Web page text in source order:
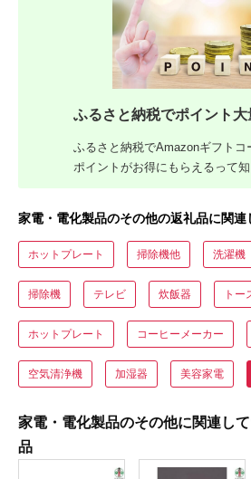
ふるさと納税でポイント大
ふるさと納税でAmazonギフトコ
ポイントがお得にもらえるって
家電・電化製品のその他の返礼品に関連
ホットプレート 掃除機他 洗濯機
掃除機 テレビ 炊飯器 トー
ホットプレート コーヒーメーカー
空気清浄機 加湿器 美容家電
家電・電化製品のその他に関連し
品